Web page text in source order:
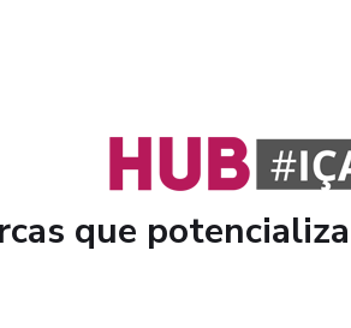
que